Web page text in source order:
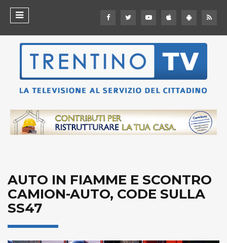
AUTO IN FIAMME E SCONTRO
CAMION-AUTO, CODE SULLA
SS47